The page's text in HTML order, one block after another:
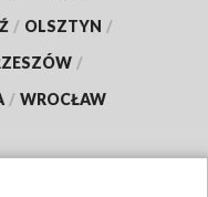
/ OLSZTYN /
/
/ WROCŁAW